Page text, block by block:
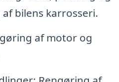
bilens karrosseri.
af motor og